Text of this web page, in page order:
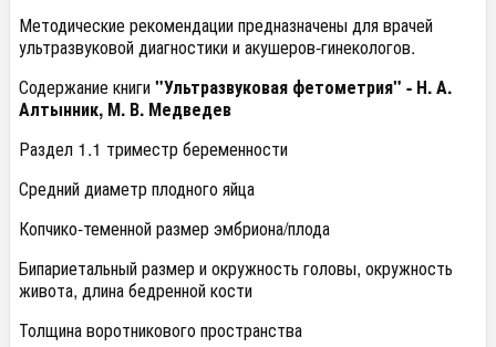
Методические рекомендации предназначены для врачей
ультразвуковой диагностики и акушеров-гинекологов.
Содержание книги"Ультразвуковая фетометрия" - Н. А.
Алтынник, М. В. Медведев
Раздел 1.1 триместр беременности
Средний диаметр плодного яйца
Копчико-теменной размер эмбриона/плода
Бипариетальный размер и окружность головы, окружность
живота, длина бедренной кости
Толщина воротникового пространства